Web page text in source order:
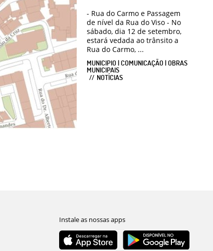
- Rua do Carmo e Passagem
de nível da Rua do Viso - No
sábado, dia 12 de setembro,
estará vedada ao trânsito a
Rua do Carmo, ...
MUNICIPIO | COMUNICAÇÃO | OBRAS
MUNICIPAIS
NOTÍCIAS